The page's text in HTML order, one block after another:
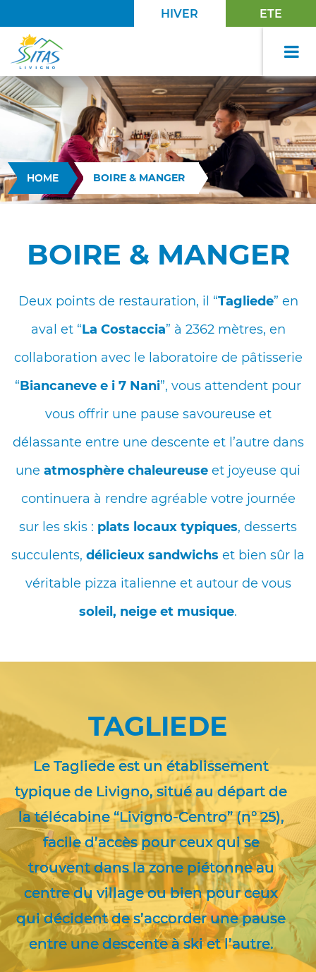
HIVER ETE
HOME BOIRE & MANGER
BOIRE & MANGER
Deux points de restauration, il “Tagliede” en
aval et “La Costaccia” à 2362 mètres, en
collaboration avec le laboratoire de pâtisserie
“Biancaneve e i 7 Nani”, vous attendent pour
vous offrir une pause savoureuse et
délassante entre une descente et l’autre dans
une atmosphère chaleureuse et joyeuse qui
continuera à rendre agréable votre journée
sur les skis : plats locaux typiques, desserts
succulents, délicieux sandwichs et bien sûr la
véritable pizza italienne et autour de vous
soleil, neige et musique.
TAGLIEDE
Le Tagliede est un établissement
typique de Livigno, situé au départ de
la télécabine “Livigno-Centro” (n° 25),
facile d’accès pour ceux qui se
trouvent dans la zone piétonne au
centre du village ou bien pour ceux
qui décident de s’accorder une pause
entre une descente à ski et l’autre.